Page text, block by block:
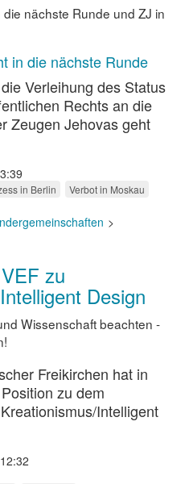
nächste Runde und ZJ in
in die nächste Runde
Verleihung des Status
Rechts an die
Zeugen Jehovas geht
in Berlin Verbot in Moskau
zu
Design
Wissenschaft beachten -
Freikirchen hat in
zu dem
Intelligent